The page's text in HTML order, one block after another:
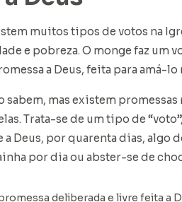
muitos tipos de votos na
e pobreza. O monge faz um
a Deus, feita para amá-lo
sabem, mas existem
Trata-se de um tipo de
Deus, por quarenta dias, algo
por dia ou abster-se de
deliberada e livre feita a